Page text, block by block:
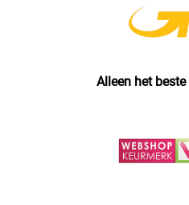
Alleen het